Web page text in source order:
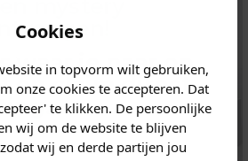
Cookies
in topvorm wilt gebruiken,
onze cookies te accepteren. Dat
te klikken. De persoonlijke
wij om de website te blijven
wij en derde partijen jou
waar je naar op
en claim direct
.